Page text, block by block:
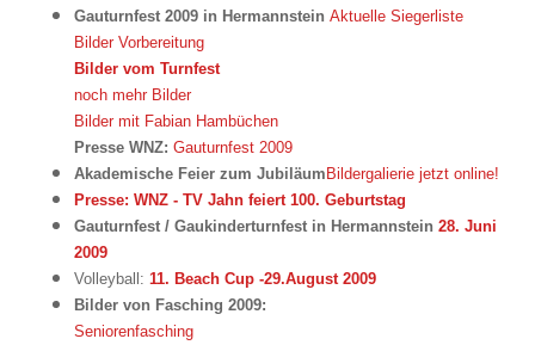
Gauturnfest 2009 in Hermannstein Aktuelle Siegerliste
Bilder Vorbereitung
Bilder vom Turnfest
noch mehr Bilder
Bilder mit Fabian Hambüchen
Presse WNZ: Gauturnfest 2009
Akademische Feier zum Jubiläum Bildergalierie jetzt online!
Presse: WNZ - TV Jahn feiert 100. Geburtstag
Gauturnfest / Gaukinderturnfest in Hermannstein 28. Juni
2009
Volleyball: 11. Beach Cup -29.August 2009
Bilder von Fasching 2009:
Seniorenfasching